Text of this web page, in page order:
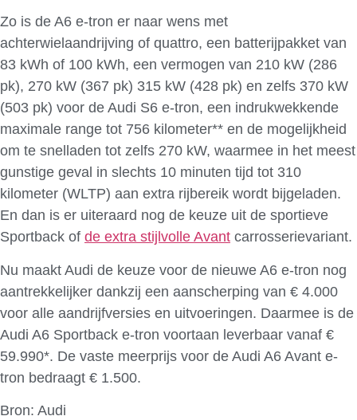
Zo is de A6 e-tron er naar wens met
achterwielaandrijving of quattro, een batterijpakket van
83 kWh of 100 kWh, een vermogen van 210 kW (286
pk), 270 kW (367 pk) 315 kW (428 pk) en zelfs 370 kW
(503 pk) voor de Audi S6 e-tron, een indrukwekkende
maximale range tot 756 kilometer** en de mogelijkheid
om te snelladen tot zelfs 270 kW, waarmee in het meest
gunstige geval in slechts 10 minuten tijd tot 310
kilometer (WLTP) aan extra rijbereik wordt bijgeladen.
En dan is er uiteraard nog de keuze uit de sportieve
Sportback of de extra stijlvolle Avant carrosserievariant.
Nu maakt Audi de keuze voor de nieuwe A6 e-tron nog
aantrekkelijker dankzij een aanscherping van € 4.000
voor alle aandrijfversies en uitvoeringen. Daarmee is de
Audi A6 Sportback e-tron voortaan leverbaar vanaf €
59.990*. De vaste meerprijs voor de Audi A6 Avant e-
tron bedraagt € 1.500.
Bron: Audi